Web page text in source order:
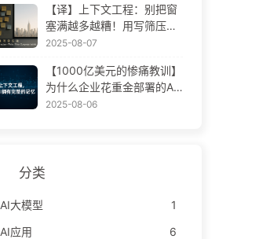
——慢慢学AI171
【译】上下文工程：别把窗
塞满越多越糟！用写筛压隔
四步，警惕投毒干扰混淆冲
学AI170
2025-08-07
【1000亿美元的惨痛教训】
为什么企业花重金部署的AI
助手，总在关键时刻“失
2025-08-06
分类
AI大模型
1
AI应用
6